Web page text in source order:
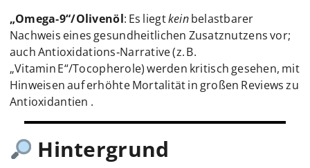
„Omega‑9“/Olivenöl: Es liegtkeinbelastbarer
Nachweis eines gesundheitlichen Zusatznutzens vor;
auch Antioxidations‑Narrative (z. B.
„Vitamin E“/Tocopherole) werden kritisch gesehen, mit
Hinweisen auf erhöhte Mortalität in großen Reviews zu
Antioxidantien .
Hintergrund